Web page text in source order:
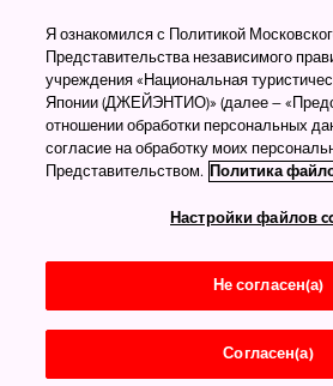
Покупки:
и не только
Япония —
электроники
В Японии можно купить всё что
гипермаркетов электроники и
скидочных лавочек с товарами
ни искали, найдёте. Главное,
Я ознакомился с Политикой
Представительства независимого
учреждения «Национальная
Японии (ДЖЕЙЭНТИО)» (далее –
отношении обработки персональных
согласие на обработку моих
Представительством. Политика
Настройки файлов
Не согласен(а)
Согласен(а)